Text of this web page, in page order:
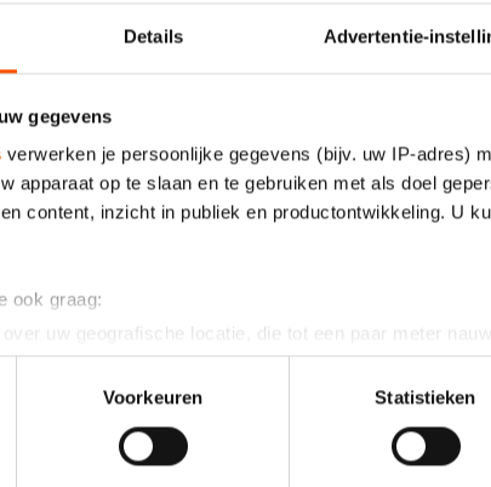
Details Advertentie-
gegevens
verwerken je persoonlijke gegevens (bijv. uw IP-adres)
apparaat op te slaan en te gebruiken met als doel
content, inzicht in publiek en productontwikkeling. U
ook graag:
uw geografische locatie, die tot een paar meter
door het actief te scannen op specifieke
gegevens worden verwerkt en stel uw
wijzigen of intrekken in de Cookieverklaring.
Voorkeuren Statistieken